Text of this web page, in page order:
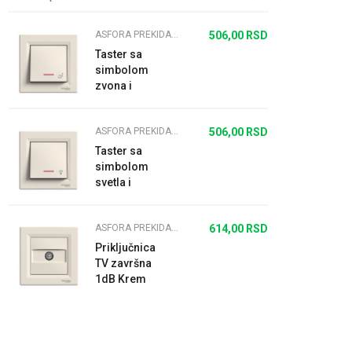
ASFORA PREKIDAČI I UTIČNICE KREM
Taster sa
simbolom
zvona i
506,00 RSD
ASFORA PREKIDAČI I UTIČNICE KREM
Taster sa
simbolom
svetla i
506,00 RSD
ASFORA PREKIDAČI I UTIČNICE KREM
Priključnica
TV završna
1dB Krem
614,00 RSD